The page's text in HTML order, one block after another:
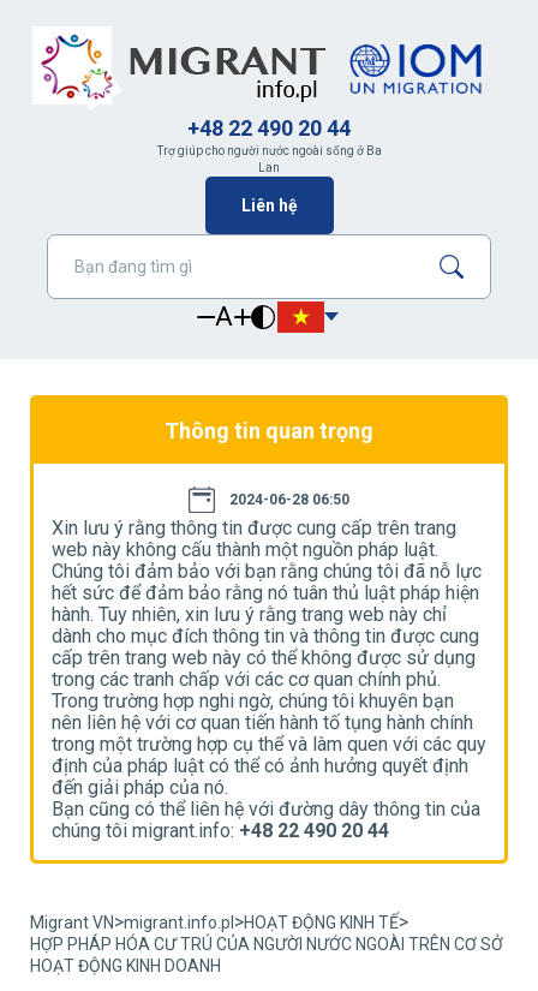
+48 22 490 20 44
Trợ giúp cho người nước ngoài sống ở Ba
Lan
Liên hệ
A
Thông tin quan trọng
2024-06-28 06:50
Xin lưu ý rằng thông tin được cung cấp trên trang
web này không cấu thành một nguồn pháp luật.
Chúng tôi đảm bảo với bạn rằng chúng tôi đã nỗ lực
hết sức để đảm bảo rằng nó tuân thủ luật pháp hiện
hành. Tuy nhiên, xin lưu ý rằng trang web này chỉ
dành cho mục đích thông tin và thông tin được cung
cấp trên trang web này có thể không được sử dụng
trong các tranh chấp với các cơ quan chính phủ.
Trong trường hợp nghi ngờ, chúng tôi khuyên bạn
nên liên hệ với cơ quan tiến hành tố tụng hành chính
trong một trường hợp cụ thể và làm quen với các quy
định của pháp luật có thể có ảnh hưởng quyết định
đến giải pháp của nó.
Bạn cũng có thể liên hệ với đường dây thông tin của
chúng tôi migrant.info: +48 22 490 20 44
Migrant VN>migrant.info.pl >HOẠT ĐỘNG KINH TẾ>
HỢP PHÁP HÓA CƯ TRÚ CỦA NGƯỜI NƯỚC NGOÀI TRÊN CƠ SỞ
HOẠT ĐỘNG KINH DOANH